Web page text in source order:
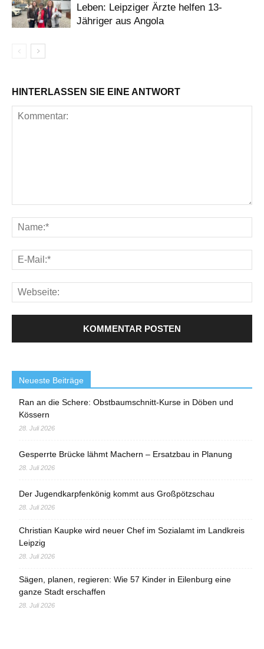
Leben: Leipziger Ärzte helfen 13-
Jähriger aus Angola
HINTERLASSEN SIE EINE ANTWORT
Neueste Beiträge
Ran an die Schere: Obstbaumschnitt-Kurse in Döben und
Kössern
28. Juli 2026
Gesperrte Brücke lähmt Machern – Ersatzbau in Planung
28. Juli 2026
Der Jugendkarpfenkönig kommt aus Großpötzschau
28. Juli 2026
Christian Kaupke wird neuer Chef im Sozialamt im Landkreis
Leipzig
28. Juli 2026
Sägen, planen, regieren: Wie 57 Kinder in Eilenburg eine
ganze Stadt erschaffen
28. Juli 2026